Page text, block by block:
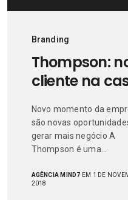
Branding
Thompson:
cliente na
Novo momento da
são novas
gerar mais negócio A
Thompson é uma…
AGÊNCIA MIND7 EM 1 DE
2018